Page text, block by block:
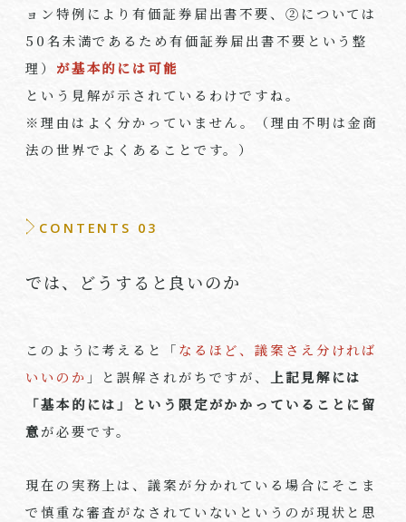
ョン特例により有価証券届出書不要、②については
50名未満であるため有価証券届出書不要という整
理） が基本的には可能
という見解が示されているわけですね。
※理由はよく分かっていません。（理由不明は金商
法の世界でよくあることです。）
CONTENTS 03
では、どうすると良いのか
このように考えると「なるほど、議案さえ分ければ
いいのか 」と誤解されがちですが、 上記見解には
「基本的には」という限定がかかっていることに留
意が必要です。
現在の実務上は、議案が分かれている場合にそこま
で慎重な審査がなされていないというのが現状と思